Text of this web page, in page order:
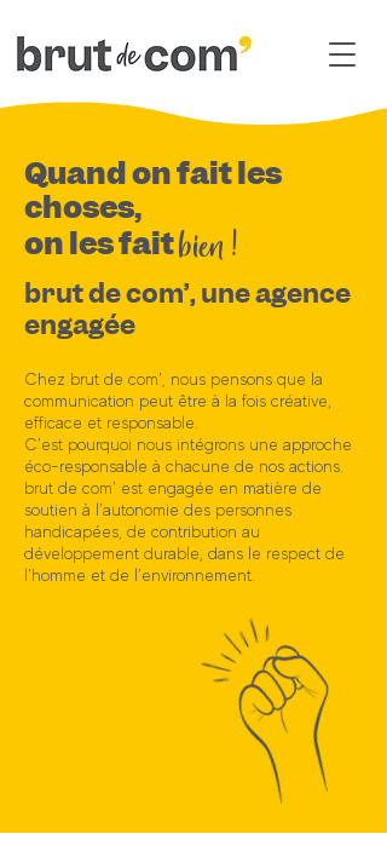
Quand on fait les
choses,
on les faitbien !
brut de com’, une agence
engagée
Chez brut de com’, nous pensons que la
communication peut être à la fois créative,
efficace et responsable.
C’est pourquoi nous intégrons une approche
éco-responsable à chacune de nos actions.
brut de com’ est engagée en matière de
soutien à l’autonomie des personnes
handicapées, de contribution au
développement durable, dans le respect de
l’homme et de l’environnement.